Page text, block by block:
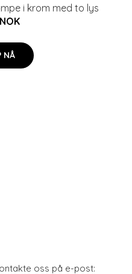
i krom med to lys
NÅ
oss på e-post: